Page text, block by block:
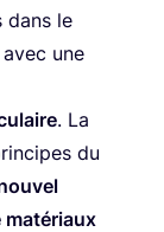
dans le
une
. La
du
maté­riaux